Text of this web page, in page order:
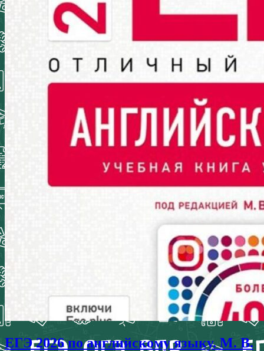
ЕГЭ 2026 по английскому языку. М. В.